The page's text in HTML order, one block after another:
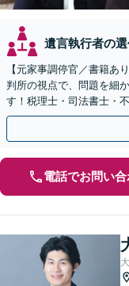
遺言執行者の
【元家事調停官／書籍あ
判所の視点で、問題を細
す！税理士・司法書士・
＆丁寧にお悩みに寄り添
電話でお問い合